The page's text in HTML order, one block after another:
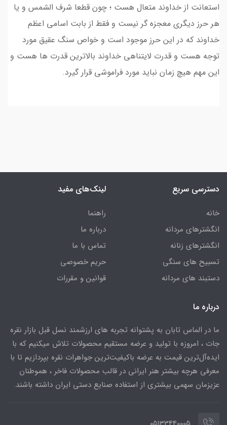
استعانت از خداوند متعال هست ؛ چون قطعا شرف الشمس و یا
هر حرز دیگری معجزه گر نیست و فقط از بابت اسامی اعظم
خداوند که در این حرز موجود است و خواص سنگ عقیق مورد
توجه هست و قدرت لایتناهی خداوند بالاترین قدرت ها هست و
این مهم هیچ زمان نباید مورد فراموشی قرار گیرد.
دسترسی سریع
خانه
انگشترهای مردانه
انگشترهای زنانه
تسبیح های سنگی
دستبند های مردانه
لینک‌های مفید
راهنما
درباره ما
تماس با ما
حریم خصوصی
قوانین و مقررات
درباره ما
ما در الماس تابان به پشتوانه تجربه های ارزشمند نسل قبل بازار نقره
جات ، امروزه با تولید و عرضه مستقیم محصولات تلاش میکنیم که با
ایده‌آل‌ترین قیمت به عرضه باکیفیت‌ترین جواهرات نقره بپردازیم تا با
معرفی هرچه بیشتر هنر ایرانی در قالب محصولات فاخر ، هموطنان
عزیزمان سهمی بیشتری از استفاده صنایع دستی ایران داشته باشند.